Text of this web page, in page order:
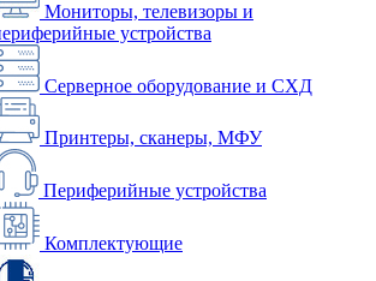
Мониторы, телевизоры и
устройства
Серверное оборудование и СХД
Принтеры, сканеры, МФУ
Периферийные устройства
Комплектующие